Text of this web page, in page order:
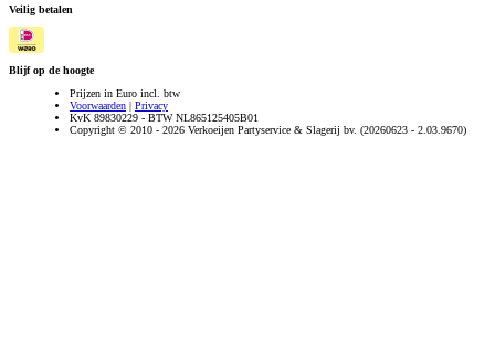
Veilig betalen
Blijf op de hoogte
Prijzen in Euro incl. btw
Voorwaarden
Privacy
KvK 89830229 - BTW NL865125405B01
Copyright © 2010 - 2026 Verkoeijen Partyservice & Slagerij bv. (20260623 - 2.03.9670)